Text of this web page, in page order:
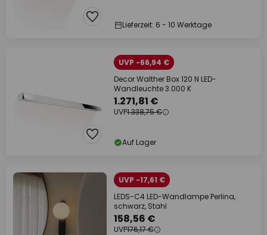
Lieferzeit: 6 - 10 Werktage
UVP -66,94 €
Decor Walther Box 120 N LED-
Wandleuchte 3.000 K
1.271,81 €
UVP1.338,75 €
Auf Lager
UVP -17,61 €
LEDS-C4 LED-Wandlampe Perlina,
schwarz, Stahl
158,56 €
UVP176,17 €